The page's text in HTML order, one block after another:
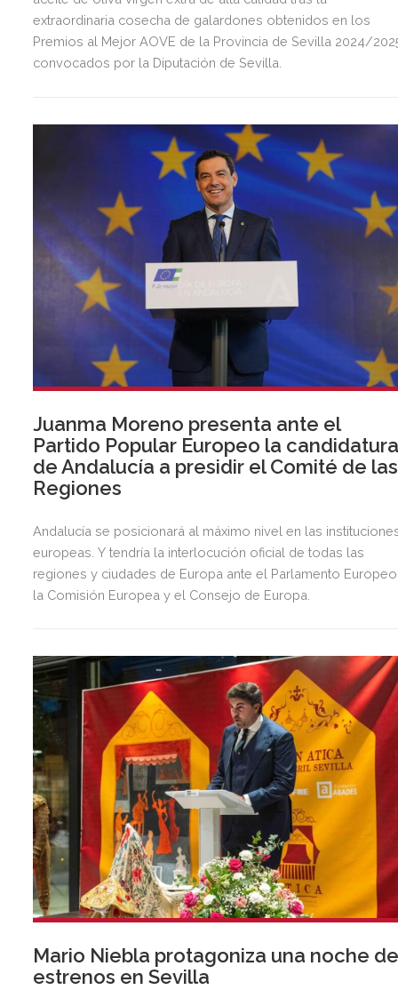
extraordinaria cosecha de galardones obtenidos en los
Premios al Mejor AOVE de la Provincia de Sevilla 2024/
convocados por la Diputación de Sevilla.
Juanma Moreno presenta ante el
Partido Popular Europeo la
de Andalucía a presidir el Comité de las
Regiones
Andalucía se posicionará al máximo nivel en las
europeas. Y tendría la interlocución oficial de todas las
regiones y ciudades de Europa ante el Parlamento
la Comisión Europea y el Consejo de Europa.
Mario Niebla protagoniza una noche
estrenos en Sevilla